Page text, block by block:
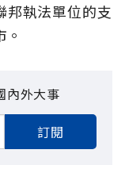
邦執法單位的支
內外大事
訂閱